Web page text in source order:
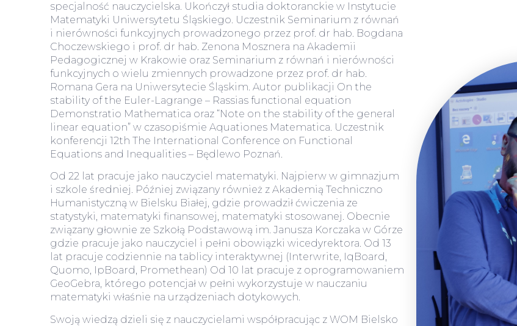
specjalność nauczycielska. Ukończył studia doktoranckie w Instytucie
Matematyki Uniwersytetu Śląskiego. Uczestnik Seminarium z równań
i nierówności funkcyjnych prowadzonego przez prof. dr hab. Bogdana
Choczewskiego i prof. dr hab. Zenona Mosznera na Akademii
Pedagogicznej w Krakowie oraz Seminarium z równań i nierówności
funkcyjnych o wielu zmiennych prowadzone przez prof. dr hab.
Romana Gera na Uniwersytecie Śląskim. Autor publikacji On the
stability of the Euler-Lagrange – Rassias functional equation
Demonstratio Mathematica oraz “Note on the stability of the general
linear equation” w czasopiśmie Aquationes Matematica. Uczestnik
konferencji 12th The International Conference on Functional
Equations and Inequalities – Będlewo Poznań.
Od 22 lat pracuje jako nauczyciel matematyki. Najpierw w gimnazjum
i szkole średniej. Później związany również z Akademią Techniczno
Humanistyczną w Bielsku Białej, gdzie prowadził ćwiczenia ze
statystyki, matematyki finansowej, matematyki stosowanej. Obecnie
związany głownie ze Szkołą Podstawową im. Janusza Korczaka w Górze
gdzie pracuje jako nauczyciel i pełni obowiązki wicedyrektora. Od 13
lat pracuje codziennie na tablicy interaktywnej (Interwrite, IqBoard,
Quomo, IpBoard, Promethean) Od 10 lat pracuje z oprogramowaniem
GeoGebra, którego potencjał w pełni wykorzystuje w nauczaniu
matematyki właśnie na urządzeniach dotykowych.
Swoją wiedzą dzieli się z nauczycielami współpracując z WOM Bielsko